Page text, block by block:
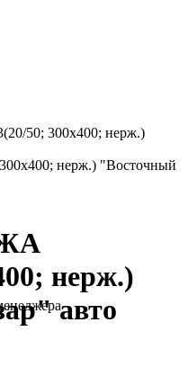
50; 300х400; нерж.)
нерж.)
авто